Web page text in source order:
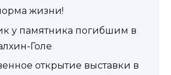
жизни!
у памятника погибшим в
Голе
открытие выставки в